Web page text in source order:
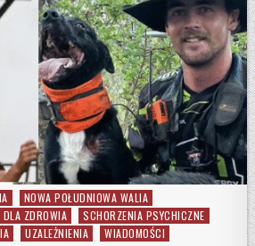
NOWA POŁUDNIOWA WALIA
ZDROWIA
SCHORZENIA PSYCHICZNE
UZALEŻNIENIA WIADOMOŚCI